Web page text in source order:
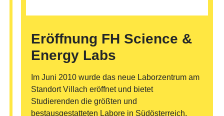
Eröffnung FH Science &
Energy Labs
Im Juni 2010 wurde das neue Laborzentrum am
Standort Villach eröffnet und bietet
Studierenden die größten und
bestausgestatteten Labore in Südösterreich.